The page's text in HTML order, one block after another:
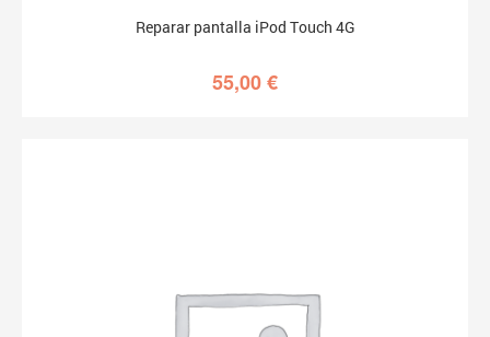
Reparar pantalla iPod Touch 4G
55,00€